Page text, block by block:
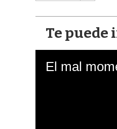
Te puede